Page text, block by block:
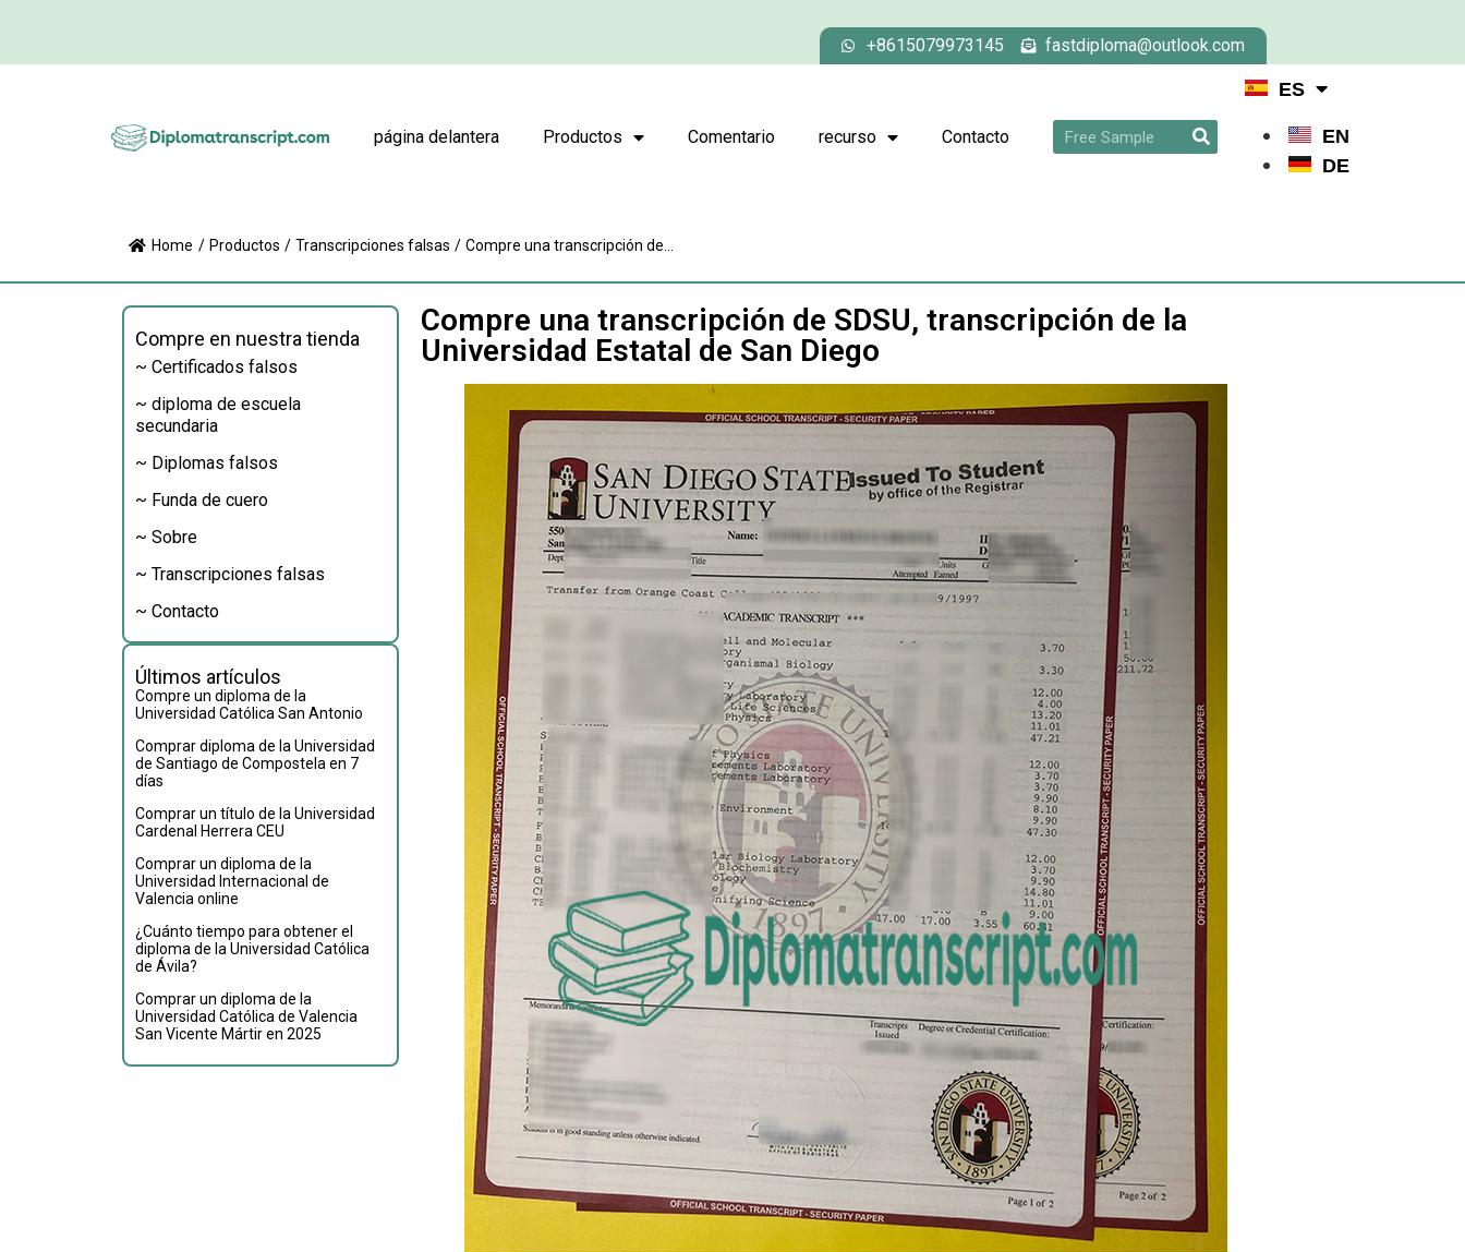
+8615079973145 fastdiploma@outlook.com
página delantera Productos Comentario recurso Contacto
ES
EN
DE
Home / Productos / Transcripciones falsas / Compre una transcripción de...
Compre en nuestra tienda
~ Certificados falsos
~ diploma de escuela
secundaria
~ Diplomas falsos
~ Funda de cuero
~ Sobre
~ Transcripciones falsas
~ Contacto
Últimos artículos
Compre un diploma de la
Universidad Católica San Antonio
Comprar diploma de la Universidad
de Santiago de Compostela en 7
días
Comprar un título de la Universidad
Cardenal Herrera CEU
Comprar un diploma de la
Universidad Internacional de
Valencia online
¿Cuánto tiempo para obtener el
diploma de la Universidad Católica
de Ávila?
Comprar un diploma de la
Universidad Católica de Valencia
San Vicente Mártir en 2025
Compre una transcripción de SDSU, transcripción de la
Universidad Estatal de San Diego